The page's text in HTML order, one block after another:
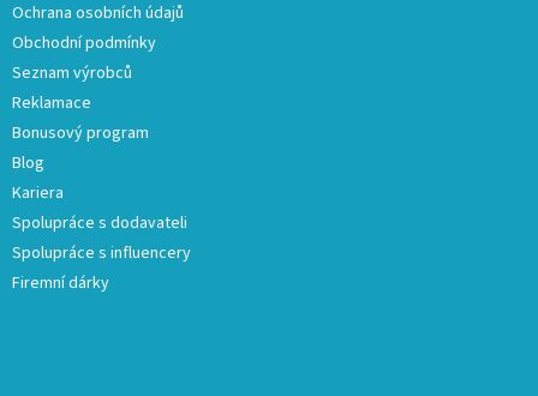
Ochrana osobních údajů
Obchodní podmínky
Seznam výrobců
Reklamace
Bonusový program
Blog
Kariera
Spolupráce s dodavateli
Spolupráce s influencery
Firemní dárky